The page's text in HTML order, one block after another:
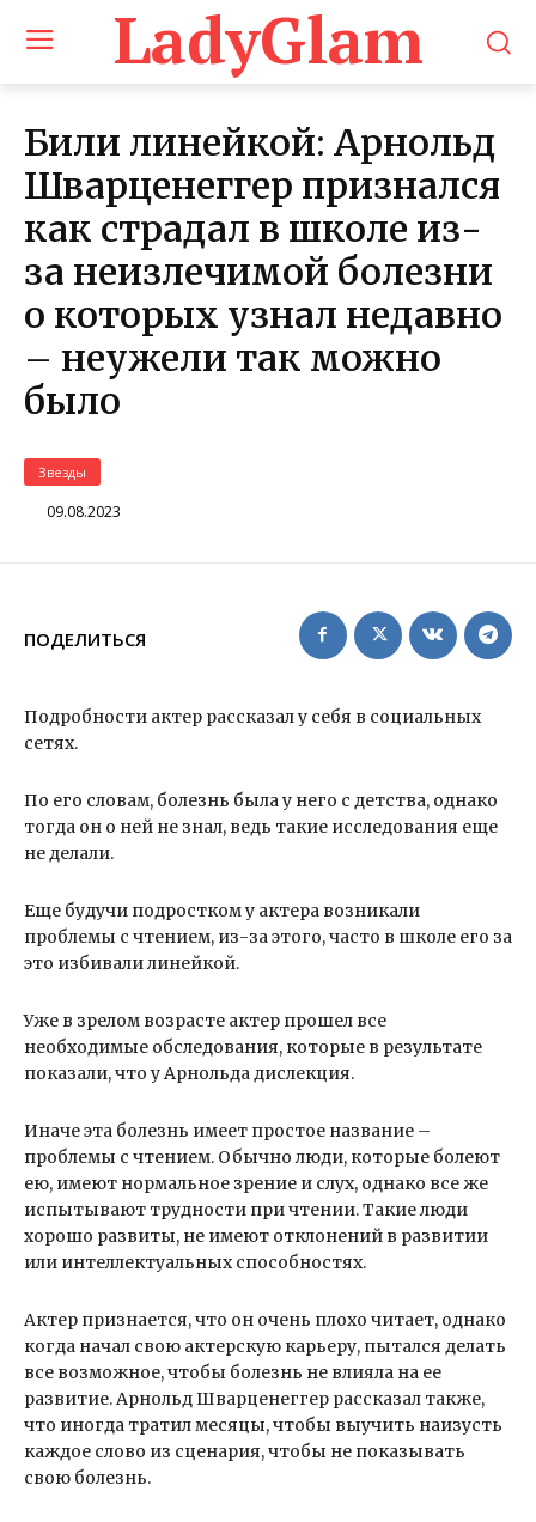
LadyGlam
Били линейкой: Арнольд
Шварценеггер признался
как страдал в школе из-
за неизлечимой болезни
о которых узнал недавно
– неужели так можно
было
Звезды
09.08.2023
ПОДЕЛИТЬСЯ
Подробности актер рассказал у себя в социальных
сетях.
По его словам, болезнь была у него с детства, однако
тогда он о ней не знал, ведь такие исследования еще
не делали.
Еще будучи подростком у актера возникали
проблемы с чтением, из-за этого, часто в школе его за
это избивали линейкой.
Уже в зрелом возрасте актер прошел все
необходимые обследования, которые в результате
показали, что у Арнольда дислекция.
Иначе эта болезнь имеет простое название –
проблемы с чтением. Обычно люди, которые болеют
ею, имеют нормальное зрение и слух, однако все же
испытывают трудности при чтении. Такие люди
хорошо развиты, не имеют отклонений в развитии
или интеллектуальных способностях.
Актер признается, что он очень плохо читает, однако
когда начал свою актерскую карьеру, пытался делать
все возможное, чтобы болезнь не влияла на ее
развитие. Арнольд Шварценеггер рассказал также,
что иногда тратил месяцы, чтобы выучить наизусть
каждое слово из сценария, чтобы не показывать
свою болезнь.